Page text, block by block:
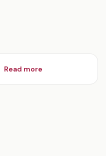
Read more